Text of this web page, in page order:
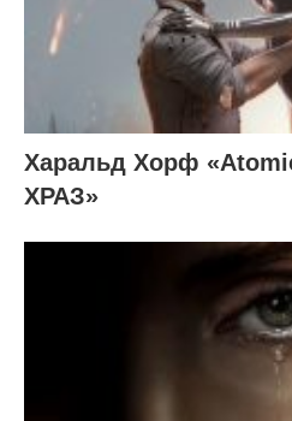
Харальд Хорф
ХРАЗ»